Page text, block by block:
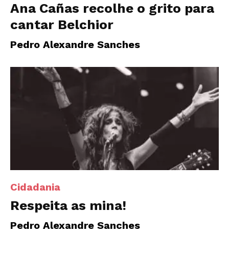
Ana Cañas recolhe o grito para
cantar Belchior
Pedro Alexandre Sanches
Cidadania
Respeita as mina!
Pedro Alexandre Sanches